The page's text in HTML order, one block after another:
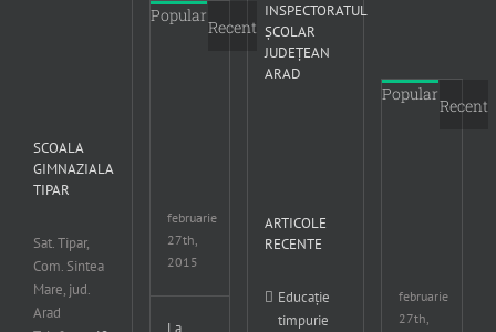
SCOALA
GIMNAZIALA
TIPAR
Sat. Tipar,
Com. Sintea
Mare, jud.
Arad
Popular
Recent
Înscrierea
februarie
27th,
2015
INSPECTORATUL
ŞCOLAR
JUDEŢEAN
ARAD
ARTICOLE
RECENTE
Educație
timpurie
Popular
Recent
februarie
27th,